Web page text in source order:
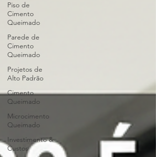
Piso de
Cimento
Queimado
Parede de
Cimento
Queimado
Projetos de
Alto Padrão
Cimento
Queimado
Microcimento
Queimado
Investimento &
Custos